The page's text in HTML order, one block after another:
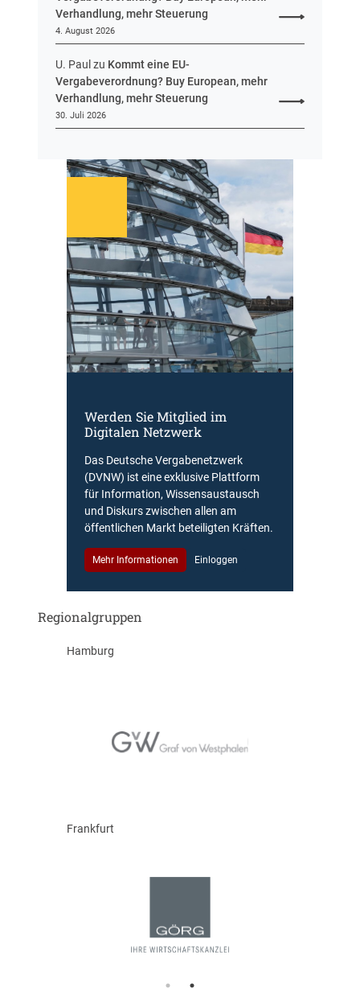
r
Verhandlung, mehr Steuerung
4. August 2026
U. Paulzu Kommt eine EU-
Vergabeverordnung? Buy European, mehr
Verhandlung, mehr Steuerung
30. Juli 2026
Werden Sie Mitglied im
Digitalen Netzwerk
Das Deutsche Vergabenetzwerk
(DVNW) ist eine exklusive Plattform
für Information, Wissensaustausch
und Diskurs zwischen allen am
öffentlichen Markt beteiligten Kräften.
Mehr Informationen Einloggen
Regionalgruppen
Hamburg
Frankfurt